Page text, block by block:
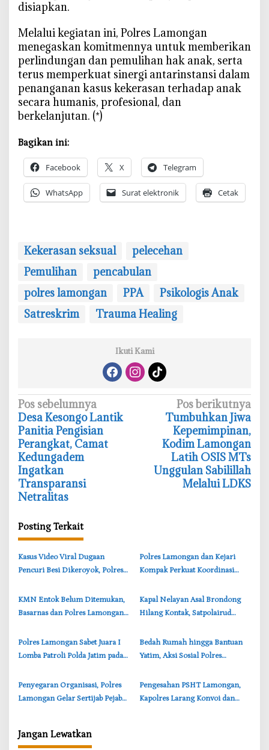
disiapkan.
‎Melalui kegiatan ini, Polres Lamongan
menegaskan komitmennya untuk memberikan
perlindungan dan pemulihan hak anak, serta
terus memperkuat sinergi antarinstansi dalam
penanganan kasus kekerasan terhadap anak
secara humanis, profesional, dan
berkelanjutan. (*)
Bagikan ini:
Facebook X Telegram
WhatsApp Surat elektronik Cetak
Kekerasan seksual
pelecehan
Pemulihan
pencabulan
polres lamongan
PPA
Psikologis Anak
Satreskrim
Trauma Healing
Ikuti Kami
N
a
v
i
g
a
s
i
p
o
s
Pos sebelumnya
‎Desa Kesongo Lantik
Panitia Pengisian
Perangkat, Camat
Kedungadem
Ingatkan
Transparansi
Netralitas
Pos berikutnya
Tumbuhkan Jiwa
Kepemimpinan,
Kodim Lamongan
Latih OSIS MTs
Unggulan Sabilillah
Melalui LDKS
Posting Terkait
‎Kasus Video Viral Dugaan
Pencuri Besi Dikeroyok, Polres
Pihak Diproses Hukum
‎Polres Lamongan dan Kejari
Kompak Perkuat Koordinasi
‎KMN Entok Belum Ditemukan,
Basarnas dan Polres Lamongan
‎Kapal Nelayan Asal Brondong
Hilang Kontak, Satpolairud
Pencarian
‎Polres Lamongan Sabet Juara I
Lomba Patroli Polda Jatim pada
‎Bedah Rumah hingga Bantuan
Yatim, Aksi Sosial Polres
Bhayangkara ke-80
‎Penyegaran Organisasi, Polres
Lamongan Gelar Sertijab Pejabat
‎Pengesahan PSHT Lamongan,
Kapolres Larang Konvoi dan
Jangan Lewatkan